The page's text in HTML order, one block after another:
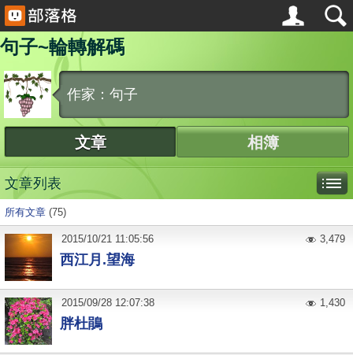
句子~輪轉解碼
作家：句子
文章 相簿
文章列表
所有文章 (75)
西江月.望海
2015/10/21 11:05:56 3,479
胖杜鵑
2015/09/28 12:07:38 1,430